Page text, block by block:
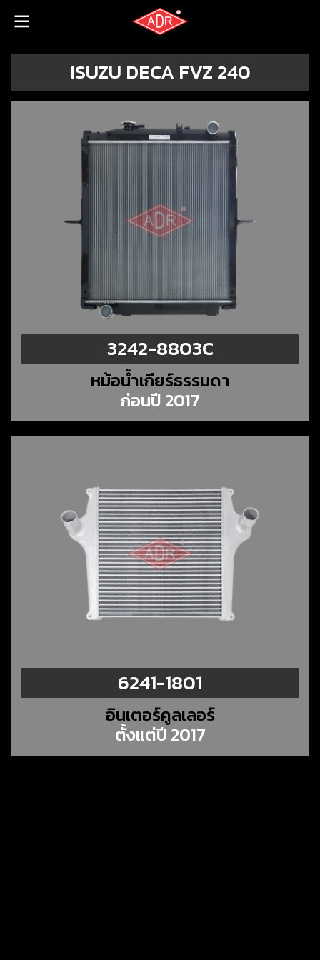
ISUZU DECA FVZ 240
3242-8803C
หม้อน้ำเกียร์ธรรมดา
ก่อนปี 2017
6241-1801
อินเตอร์คูลเลอร์
ตั้งแต่ปี 2017